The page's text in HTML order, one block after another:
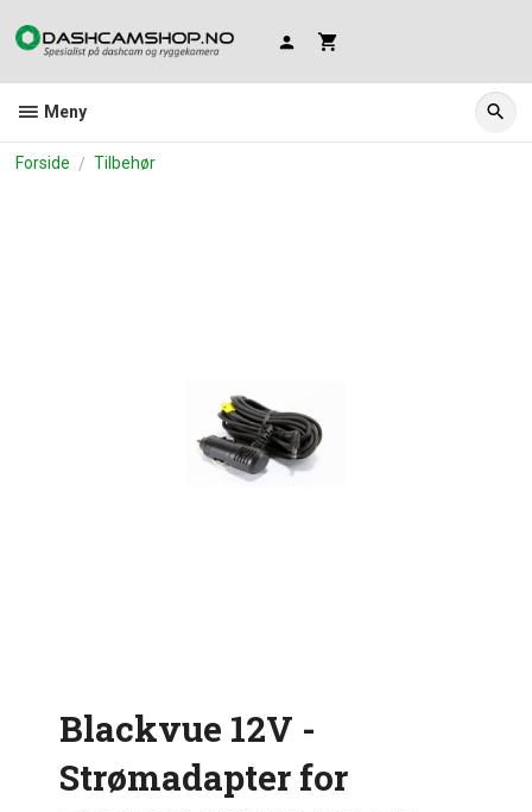
innholdet
Meny
Forside Tilbehør
Blackvue 12V -
Strømadapter for